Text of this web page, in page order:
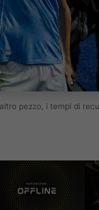
pezzo, i tempi di